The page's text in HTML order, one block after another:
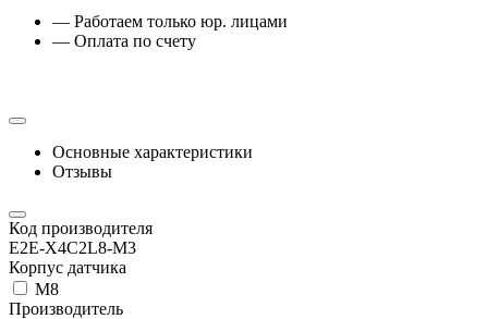
— Работаем только юр. лицами
— Оплата по счету
Основные характеристики
Отзывы
Код производителя
E2E-X4C2L8-M3
Корпус датчика
М8
Производитель